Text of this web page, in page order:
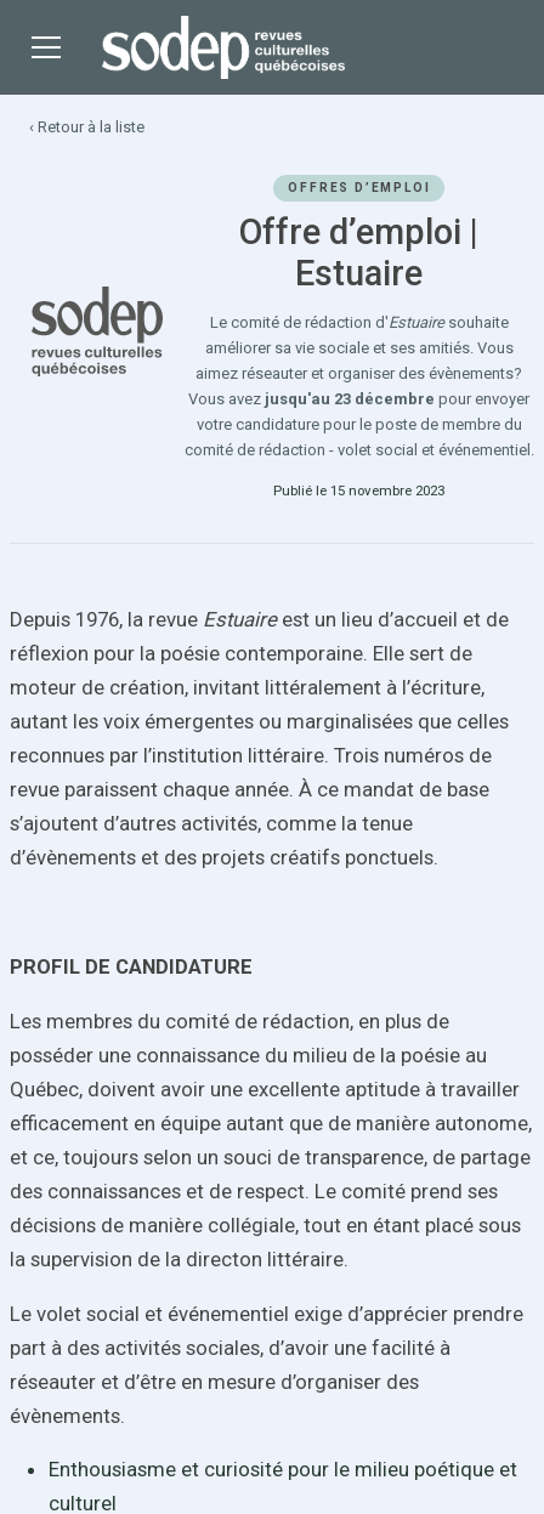
‹ Retour à la liste
OFFRES D’EMPLOI
Offre d’emploi |
Estuaire
Le comité de rédaction d'Estuairesouhaite
améliorer sa vie sociale et ses amitiés. Vous
aimez réseauter et organiser des évènements?
Vous avez jusqu'au 23 décembre pour envoyer
votre candidature pour le poste de membre du
comité de rédaction - volet social et événementiel.
Publié le 15 novembre 2023
Depuis 1976, la revue Estuaireest un lieu d’accueil et de
réflexion pour la poésie contemporaine. Elle sert de
moteur de création, invitant littéralement à l’écriture,
autant les voix émergentes ou marginalisées que celles
reconnues par l’institution littéraire. Trois numéros de
revue paraissent chaque année. À ce mandat de base
s’ajoutent d’autres activités, comme la tenue
d’évènements et des projets créatifs ponctuels.
PROFIL DE CANDIDATURE
Les membres du comité de rédaction, en plus de
posséder une connaissance du milieu de la poésie au
Québec, doivent avoir une excellente aptitude à travailler
efficacement en équipe autant que de manière autonome,
et ce, toujours selon un souci de transparence, de partage
des connaissances et de respect. Le comité prend ses
décisions de manière collégiale, tout en étant placé sous
la supervision de la directon littéraire.
Le volet social et événementiel exige d’apprécier prendre
part à des activités sociales, d’avoir une facilité à
réseauter et d’être en mesure d’organiser des
évènements.
Enthousiasme et curiosité pour le milieu poétique et
culturel